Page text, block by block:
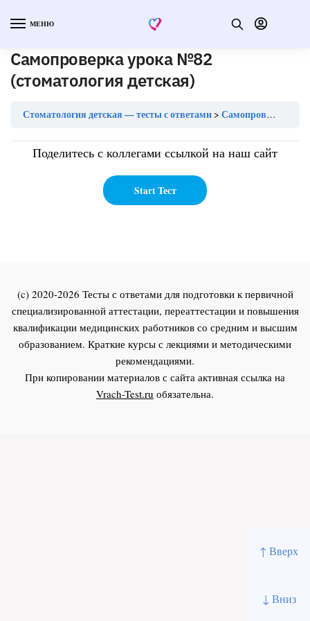
↑ Вверх
↓ Вниз
МЕНЮ
Самопроверка урока №82
(стоматология детская)
Стоматология детская — тесты с ответами Самопроверка урока №82 (стоматология детская)
Поделитесь с коллегами ссылкой на наш сайт
(c) 2020-2026 Тесты с ответами для подготовки к первичной
специализированной аттестации, переаттестации и повышения
квалификации медицинских работников со средним и высшим
образованием. Краткие курсы с лекциями и методическими
рекомендациями.
При копировании материалов с сайта активная ссылка на
Vrach-Test.ru обязательна.